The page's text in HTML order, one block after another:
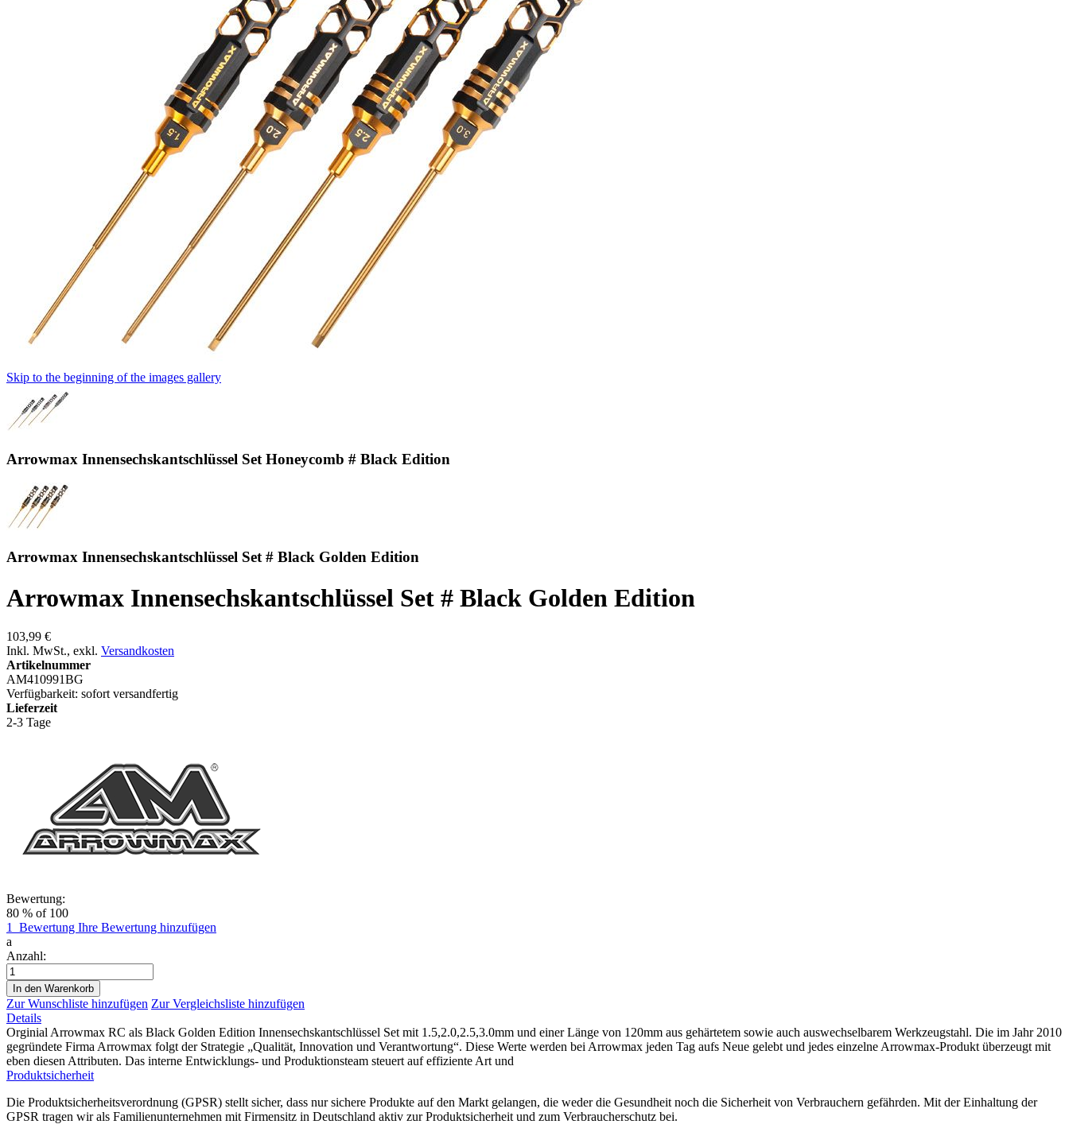
Skip to the beginning of the images gallery
Arrowmax Innensechskantschlüssel Set Honeycomb # Black Edition
Arrowmax Innensechskantschlüssel Set # Black Golden Edition
Arrowmax Innensechskantschlüssel Set # Black Golden Edition
103,99 €
Inkl. MwSt., exkl. Versandkosten
Artikelnummer
AM410991BG
Verfügbarkeit: sofort versandfertig
Lieferzeit
2-3 Tage
Bewertung:
80 % of 100
1
Bewertung Ihre Bewertung hinzufügen
a
Anzahl:
In den Warenkorb
Zur Wunschliste hinzufügen Zur Vergleichsliste hinzufügen
Details
Orginial Arrowmax RC als Black Golden Edition Innensechskantschlüssel Set mit 1.5,2.0,2.5,3.0mm und einer Länge von 120mm aus gehärtetem sowie auch auswechselbarem Werkzeugstahl. Die im Jahr 2010
gegründete Firma Arrowmax folgt der Strategie „Qualität, Innovation und Verantwortung“. Diese Werte werden bei Arrowmax jeden Tag aufs Neue gelebt und jedes einzelne Arrowmax-Produkt überzeugt mit
eben diesen Attributen. Das interne Entwicklungs- und Produktionsteam steuert auf effiziente Art und
Produktsicherheit
Die Produktsicherheitsverordnung (GPSR) stellt sicher, dass nur sichere Produkte auf den Markt gelangen, die weder die Gesundheit noch die Sicherheit von Verbrauchern gefährden. Mit der Einhaltung der
GPSR tragen wir als Familienunternehmen mit Firmensitz in Deutschland aktiv zur Produktsicherheit und zum Verbraucherschutz bei.